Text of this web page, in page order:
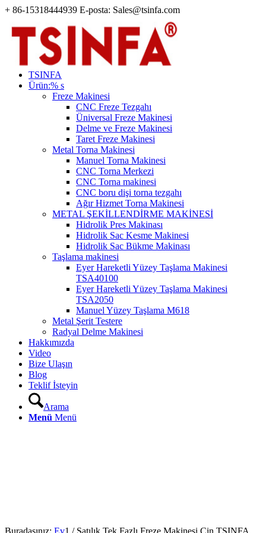
+ 86-15318444939 E-posta: Sales@tsinfa.com
TSINFA
Ürün:% s
Freze Makinesi
CNC Freze Tezgahı
Üniversal Freze Makinesi
Delme ve Freze Makinesi
Taret Freze Makinesi
Metal Torna Makinesi
Manuel Torna Makinesi
CNC Torna Merkezi
CNC Torna makinesi
CNC boru dişi torna tezgahı
Ağır Hizmet Torna Makinesi
METAL ŞEKİLLENDİRME MAKİNESİ
Hidrolik Pres Makinası
Hidrolik Sac Kesme Makinesi
Hidrolik Sac Bükme Makinası
Taşlama makinesi
Eyer Hareketli Yüzey Taşlama Makinesi
TSA40100
Eyer Hareketli Yüzey Taşlama Makinesi
TSA2050
Manuel Yüzey Taşlama M618
Metal Şerit Testere
Radyal Delme Makinesi
Hakkımızda
Video
Bize Ulaşın
Blog
Teklif İsteyin
Arama
Menü Menü
Buradasınız: Ev1 / Satılık Tek Fazlı Freze Makinesi Çin TSINFA